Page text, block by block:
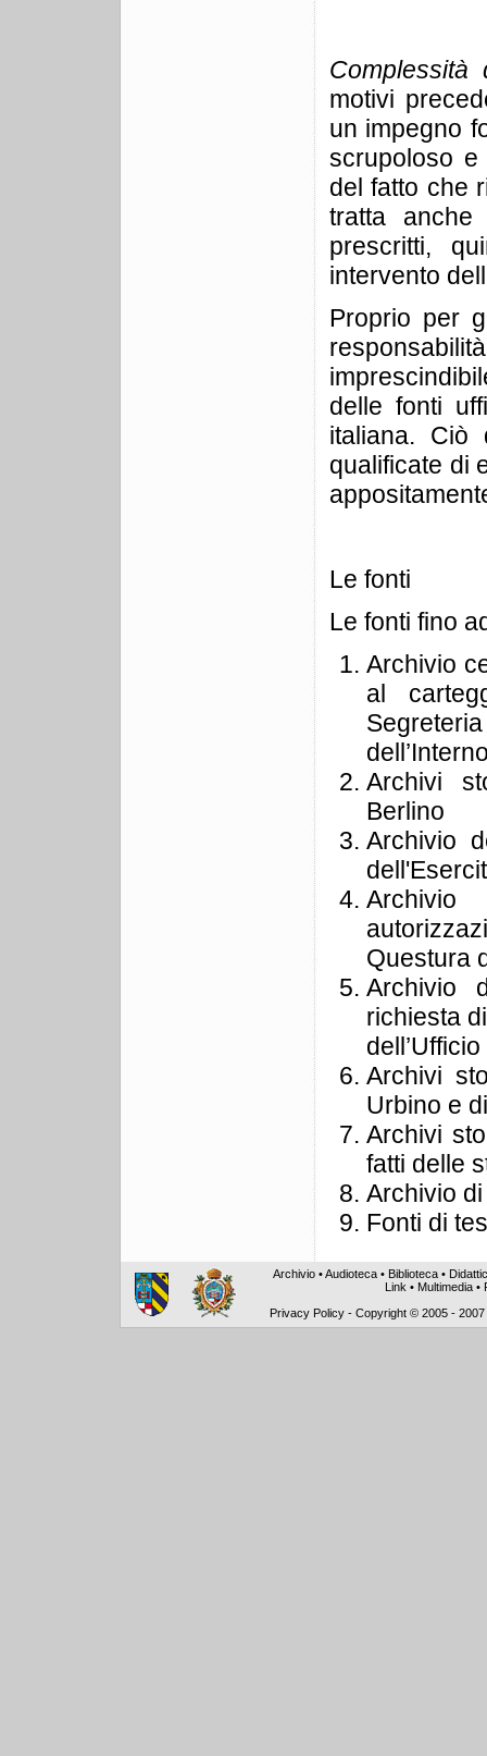
motivi
un impegno
scrupoloso
del fatto che
tratta
prescritti,
intervento
Proprio per
delle fonti
italiana. Ciò
qualificate di
Le fonti
Le fonti fino
Archivio
al
Archivi
Berlino
Archivio
Questura
Archivio
richiesta
Archivi
Urbino e
Archivi
fatti delle
Archivio
Fonti di
Archivio •Audioteca • Biblioteca •
Link • Multimedia •
Privacy Policy -Copyright © 2005 -